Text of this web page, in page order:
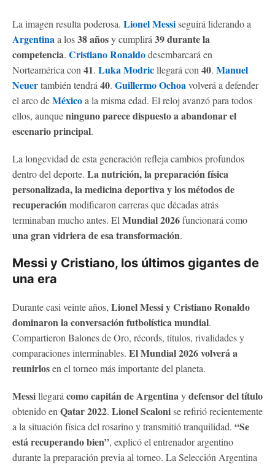
La imagen resulta poderosa. Lionel Messiseguirá liderando a
Argentinaa los38 añosy cumplirá 39 durante la
competencia. Cristiano Ronaldodesembarcará en
Norteamérica con 41. Luka Modricllegará con 40. Manuel
Neuertambién tendrá 40. Guillermo Ochoavolverá a defender
el arco deMéxicoa la misma edad. El reloj avanzó para todos
ellos, aunqueninguno parece dispuesto a abandonar el
escenario principal.
La longevidad de esta generación refleja cambios profundos
dentro del deporte. La nutrición, la preparación física
personalizada, la medicina deportiva y los métodos de
recuperaciónmodificaron carreras que décadas atrás
terminaban mucho antes. El Mundial 2026funcionará como
una gran vidriera de esa transformación.
Messi y Cristiano, los últimos gigantes de
una era
Durante casi veinte años, Lionel Messi y Cristiano Ronaldo
dominaron la conversación futbolística mundial.
Compartieron Balones de Oro, récords, títulos, rivalidades y
comparaciones interminables. El Mundial 2026 volverá a
reunirlosen el torneo más importante del planeta.
Messillegará como capitán de Argentinaydefensor del título
obtenido en Qatar 2022. Lionel Scalonise refirió recientemente
a la situación física del rosarino y transmitió tranquilidad. “Se
está recuperando bien”, explicó el entrenador argentino
durante la preparación previa al torneo. La Selección Argentina